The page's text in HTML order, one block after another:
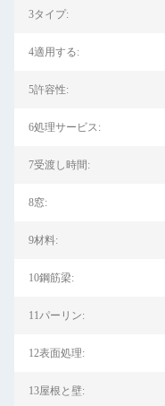
3タイプ:
4適用する:
5許容性:
6処理サービス:
7受渡し時間:
8窓:
9材料:
10鋼筋梁:
11パーリン:
12表面処理:
13屋根と壁: